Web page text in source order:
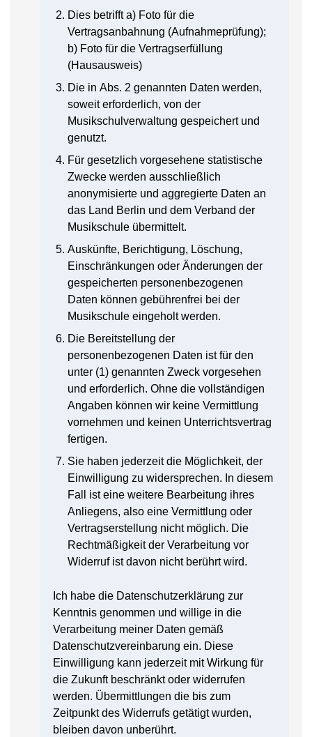
Dies betrifft a) Foto für die
Vertragsanbahnung (Aufnahmeprüfung);
b) Foto für die Vertragserfüllung
(Hausausweis)
Die in Abs. 2 genannten Daten werden,
soweit erforderlich, von der
Musikschulverwaltung gespeichert und
genutzt.
Für gesetzlich vorgesehene statistische
Zwecke werden ausschließlich
anonymisierte und aggregierte Daten an
das Land Berlin und dem Verband der
Musikschule übermittelt.
Auskünfte, Berichtigung, Löschung,
Einschränkungen oder Änderungen der
gespeicherten personenbezogenen
Daten können gebührenfrei bei der
Musikschule eingeholt werden.
Die Bereitstellung der
personenbezogenen Daten ist für den
unter (1) genannten Zweck vorgesehen
und erforderlich. Ohne die vollständigen
Angaben können wir keine Vermittlung
vornehmen und keinen Unterrichtsvertrag
fertigen.
Sie haben jederzeit die Möglichkeit, der
Einwilligung zu widersprechen. In diesem
Fall ist eine weitere Bearbeitung ihres
Anliegens, also eine Vermittlung oder
Vertragserstellung nicht möglich. Die
Rechtmäßigkeit der Verarbeitung vor
Widerruf ist davon nicht berührt wird.
Ich habe die Datenschutzerklärung zur
Kenntnis genommen und willige in die
Verarbeitung meiner Daten gemäß
Datenschutzvereinbarung ein. Diese
Einwilligung kann jederzeit mit Wirkung für
die Zukunft beschränkt oder widerrufen
werden. Übermittlungen die bis zum
Zeitpunkt des Widerrufs getätigt wurden,
bleiben davon unberührt.